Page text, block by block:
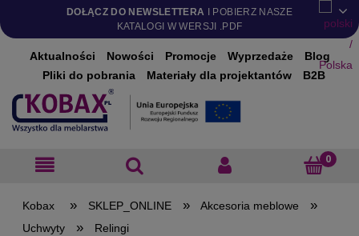
DOŁĄCZ DO NEWSLETTERA I POBIERZ NASZE
KATALOGI W WERSJI .PDF
Aktualności Nowości Promocje Wyprzedaże
Blog
Pliki do pobrania
Materiały dla projektantów B2B
» SKLEP_ONLINE » Akcesoria meblowe »
Uchwyty » Relingi